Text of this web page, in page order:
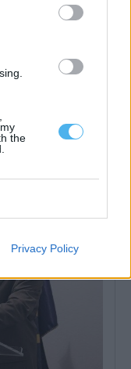
the
Privacy Policy
receber um total